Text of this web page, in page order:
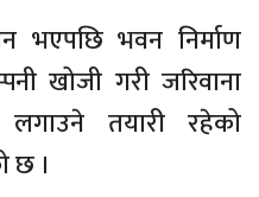
भएपछि भवन निर्माण
खोजी गरी जरिवाना
तयारी रहेको
छ ।